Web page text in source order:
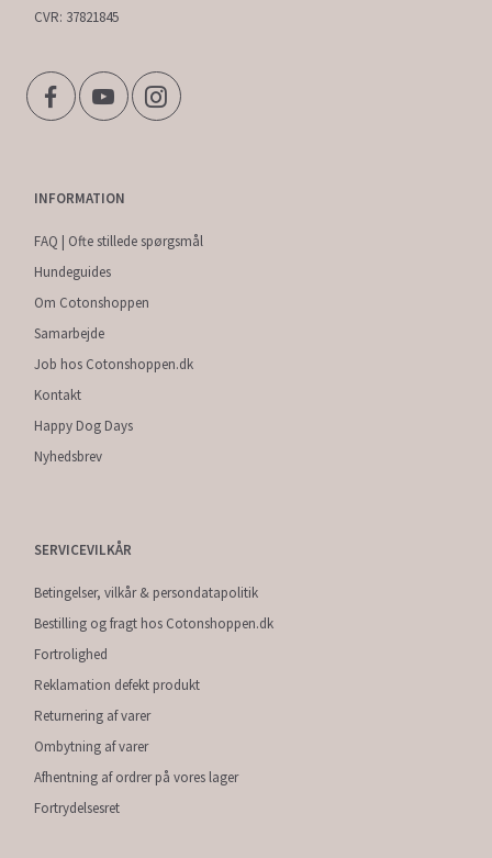
CVR: 37821845
INFORMATION
FAQ | Ofte stillede spørgsmål
Hundeguides
Om Cotonshoppen
Samarbejde
Job hos Cotonshoppen.dk
Kontakt
Happy Dog Days
Nyhedsbrev
SERVICEVILKÅR
Betingelser, vilkår & persondatapolitik
Bestilling og fragt hos Cotonshoppen.dk
Fortrolighed
Reklamation defekt produkt
Returnering af varer
Ombytning af varer
Afhentning af ordrer på vores lager
Fortrydelsesret